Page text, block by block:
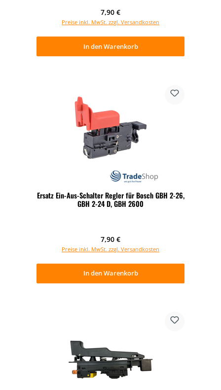
Regulärer Preis:
7,90 €
Preise inkl. MwSt. zzgl. Versandkosten
In den Warenkorb
Ersatz Ein-Aus-Schalter Regler für Bosch GBH 2-26,
GBH 2-24 D, GBH 2600
Regulärer Preis:
7,90 €
Preise inkl. MwSt. zzgl. Versandkosten
In den Warenkorb